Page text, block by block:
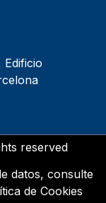
Edificio
reserved
datos, consulte
de Cookies